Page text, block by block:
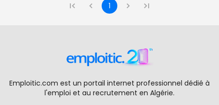
1
Emploitic.com est un portail internet professionnel dédié à
l'emploi et au recrutement en Algérie.